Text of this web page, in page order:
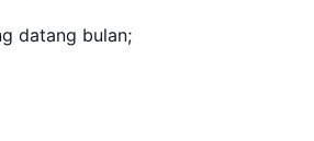
datang bulan;